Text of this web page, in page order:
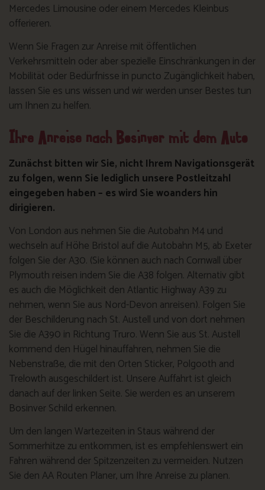
Mercedes Limousine oder einem Mercedes Kleinbus
offerieren.
Wenn Sie Fragen zur Anreise mit öffentlichen
Verkehrsmitteln oder aber spezielle Einschränkungen in der
Mobilität oder Bedürfnisse in puncto Zugänglichkeit haben,
lassen Sie es uns wissen und wir werden unser Bestes tun
um Ihnen zu helfen.
Ihre Anreise nach Bosinver mit dem Auto
Zunächst bitten wir Sie, nicht Ihrem Navigationsgerät
zu folgen, wenn Sie lediglich unsere Postleitzahl
eingegeben haben – es wird Sie woanders hin
dirigieren.
Von London aus nehmen Sie die Autobahn M4 und
wechseln auf Höhe Bristol auf die Autobahn M5, ab Exeter
folgen Sie der A30. (Sie können auch nach Cornwall über
Plymouth reisen indem Sie die A38 folgen. Alternativ gibt
es auch die Möglichkeit den Atlantic Highway A39 zu
nehmen, wenn Sie aus Nord-Devon anreisen). Folgen Sie
der Beschilderung nach St. Austell und von dort nehmen
Sie die A390 in Richtung Truro. Wenn Sie aus St. Austell
kommend den Hügel hinauffahren, nehmen Sie die
Nebenstraße, die mit den Orten Sticker, Polgooth and
Trelowth ausgeschildert ist. Unsere Auffahrt ist gleich
danach auf der linken Seite. Sie werden es an unserem
Bosinver Schild erkennen.
Um den langen Wartezeiten in Staus während der
Sommerhitze zu entkommen, ist es empfehlenswert ein
Fahren während der Spitzenzeiten zu vermeiden. Nutzen
Sie den AA Routen Planer, um Ihre Anreise zu planen.